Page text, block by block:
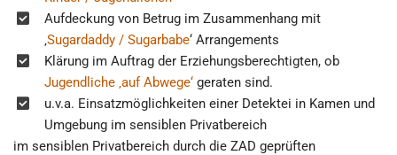
Aufdeckung von Betrug im Zusammenhang mit
Sugardaddy / Sugarbabe‘ Arrangements
Klärung im Auftrag der Erziehungsberechtigten, ob
Jugendliche ‚auf Abwege‘ geraten sind.
u.v.a. Einsatzmöglichkeiten einer Detektei in Kamen und
Umgebung im sensiblen Privatbereich
im sensiblen Privatbereich durch die ZAD geprüften